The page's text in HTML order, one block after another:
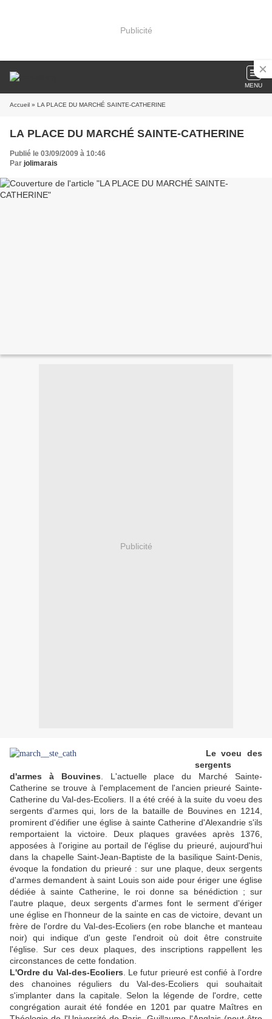
Publicité
MENU
Accueil » LA PLACE DU MARCHÉ SAINTE-CATHERINE
LA PLACE DU MARCHÉ SAINTE-CATHERINE
Publié le 03/09/2009 à 10:46
Par jolimarais
Publicité
Le voeu des
sergents
d'armes à Bouvines . L'actuelle place du Marché Sainte-
Catherine se trouve à l'emplacement de l'ancien prieuré Sainte-
Catherine du Val-des-Ecoliers. Il a été créé à la suite du voeu des
sergents d'armes qui, lors de la bataille de Bouvines en 1214,
promirent d'édifier une église à sainte Catherine d'Alexandrie s'ils
remportaient la victoire. Deux plaques gravées après 1376,
apposées à l'origine au portail de l'église du prieuré, aujourd'hui
dans la chapelle Saint-Jean-Baptiste de la basilique Saint-Denis,
évoque la fondation du prieuré : sur une plaque, deux sergents
d'armes demandent à saint Louis son aide pour ériger une église
dédiée à sainte Catherine, le roi donne sa bénédiction ; sur
l'autre plaque, deux sergents d'armes font le serment d'ériger
une église en l'honneur de la sainte en cas de victoire, devant un
frère de l'ordre du Val-des-Ecoliers (en robe blanche et manteau
noir) qui indique d'un geste l'endroit où doit être construite
l'église. Sur ces deux plaques, des inscriptions rappellent les
circonstances de cette fondation.
L'Ordre du Val-des-Ecoliers . Le futur prieuré est confié à l'ordre
des chanoines réguliers du Val-des-Ecoliers qui souhaitait
s'implanter dans la capitale. Selon la légende de l'ordre, cette
congrégation aurait été fondée en 1201 par quatre Maîtres en